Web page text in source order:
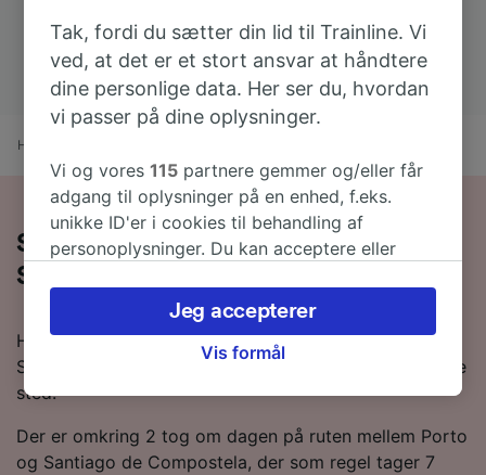
Hjem
Sådan rejser du med tog fra Porto til
Santiago de Compostela
Hvis du ønsker at rejse med toetg fra Porto til
Santiago de Compostela, så er du kommet til det rette
sted.
Der er omkring 2 tog om dagen på ruten mellem Porto
og Santiago de Compostela, der som regel tager 7
Tak, fordi du sætter din lid til Trainline. Vi
ved, at det er et stort ansvar at håndtere
dine personlige data. Her ser du, hvordan
vi passer på dine oplysninger.
Vi og vores115 partnere gemmer og/eller får
adgang til oplysninger på en enhed, f.eks.
unikke ID'er i cookies til behandling af
personoplysninger. Du kan acceptere eller
herunder din ret til at gøre indsigelse, hvor
legitim interesse bruges, eller når som helst på
siden om privatlivspolitik. Disse valg
browsingdata. Dine data vil ikke blive brugt til
sporingsformål, hvis du har bedt os om ikke at
spore dig.
Vis formål
Jeg accepterer